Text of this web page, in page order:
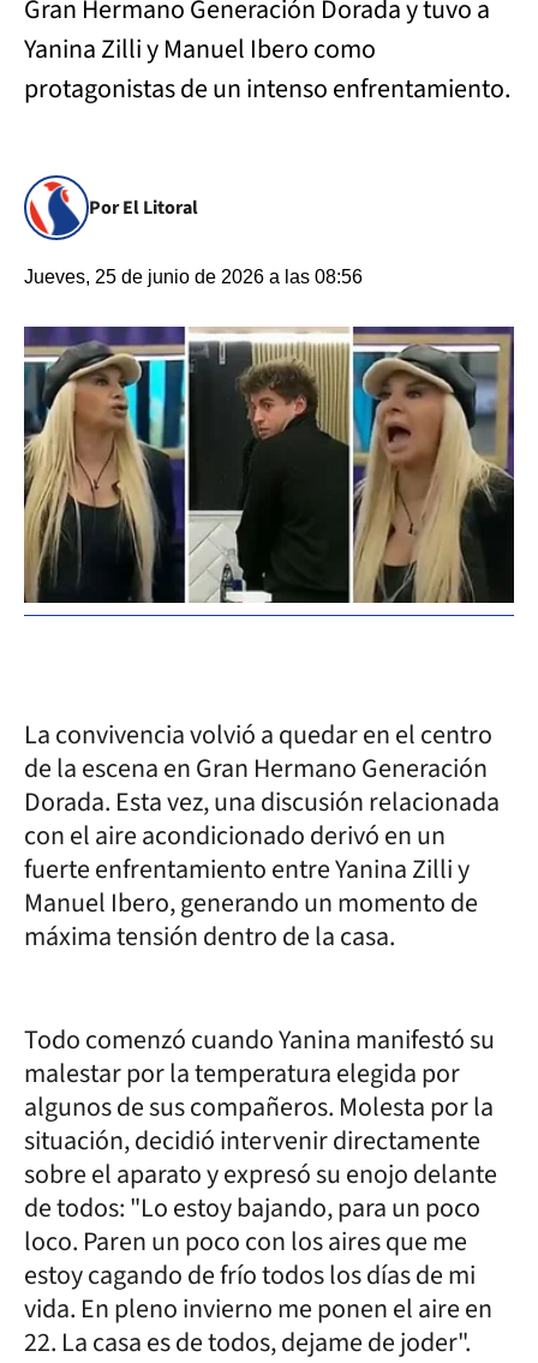
Gran Hermano Generación Dorada y tuvo a
Yanina Zilli y Manuel Ibero como
protagonistas de un intenso enfrentamiento.
Por El Litoral
Jueves, 25 de junio de 2026 a las 08:56
La convivencia volvió a quedar en el centro
de la escena en Gran Hermano Generación
Dorada. Esta vez, una discusión relacionada
con el aire acondicionado derivó en un
fuerte enfrentamiento entre Yanina Zilli y
Manuel Ibero, generando un momento de
máxima tensión dentro de la casa.
Todo comenzó cuando Yanina manifestó su
malestar por la temperatura elegida por
algunos de sus compañeros. Molesta por la
situación, decidió intervenir directamente
sobre el aparato y expresó su enojo delante
de todos: "Lo estoy bajando, para un poco
loco. Paren un poco con los aires que me
estoy cagando de frío todos los días de mi
vida. En pleno invierno me ponen el aire en
22. La casa es de todos, dejame de joder".